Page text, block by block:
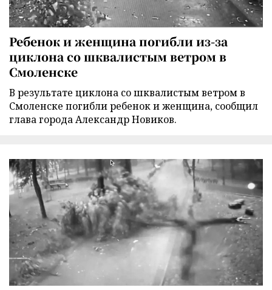
Ребенок и женщина погибли из-за
циклона со шквалистым ветром в
Смоленске
В результате циклона со шквалистым ветром в
Смоленске погибли ребенок и женщина, сообщил
глава города Александр Новиков.